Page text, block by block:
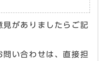
見がありましたらご記
問い合わせは、直接担